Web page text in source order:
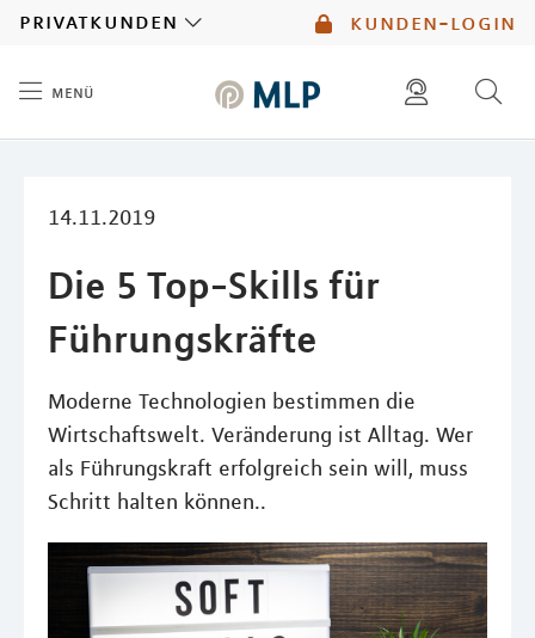
kunden-login
privatkunden
menü
14.11.2019
Die 5 Top-Skills für
Führungskräfte
Moderne Technologien bestimmen die
Wirtschaftswelt. Veränderung ist Alltag. Wer
als Führungskraft erfolgreich sein will, muss
Schritt halten können..